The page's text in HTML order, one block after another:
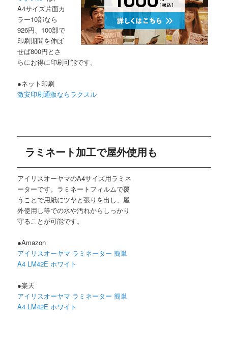
A4サイズ片面カ
ラー10部なら
926円、100部で
印刷期間を伸ば
せば800円とさ
らにお得に印刷可能です。
●ネット印刷
激安印刷通販ならラクスル
ラミネート加工で屋外使用も
アイリスオーヤマのA4サイズ用ラミネ
ーターです。ラミネートフィルムで覆
うことで用紙にツヤと張りを出し、屋
外使用し等での水や汚れからしっかり
守ることが可能です。
●Amazon
アイリスオーヤマ ラミネーター 簡単
A4 LM42E ホワイト
●楽天
アイリスオーヤマ ラミネーター 簡単
A4 LM42E ホワイト